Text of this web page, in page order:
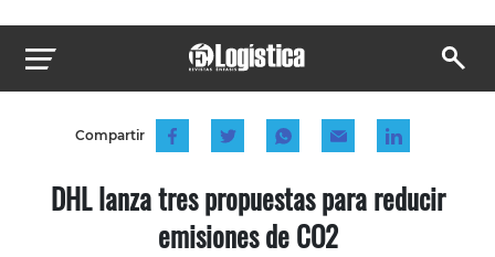
Compartir
DHL lanza tres propuestas para reducir
emisiones de CO2